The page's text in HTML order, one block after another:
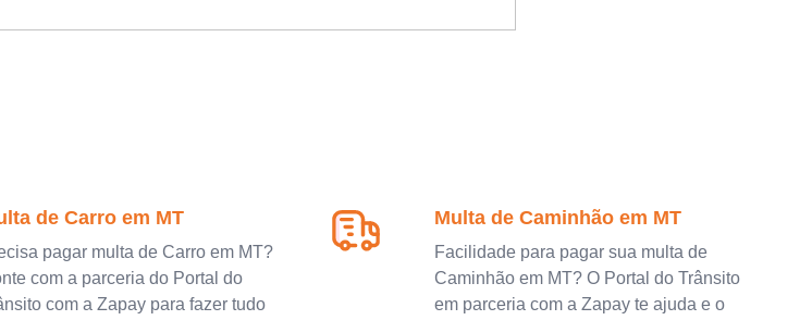
de Carro em MT
pagar multa de Carro em MT?
com a parceria do Portal do
com a Zapay para fazer tudo
Multa de Caminhão em MT
Facilidade para pagar sua multa de
Caminhão em MT? O Portal do Trânsito
em parceria com a Zapay te ajuda e o